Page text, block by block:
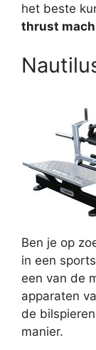
het beste
thrust
Ben je op
in een
een van de
apparaten
de
manier.